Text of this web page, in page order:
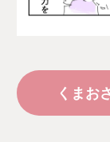
くまお